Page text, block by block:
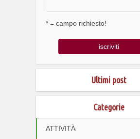
* = campo richiesto!
Ultimi post
Categorie
ATTIVITÀ